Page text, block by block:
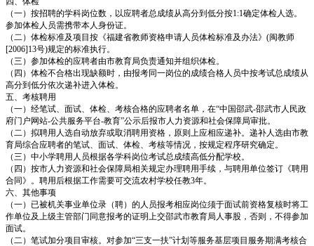
（一）按招聘的学科岗位数，以应聘者总成绩从高分到低分按1:1确定体检人选。
参加体检人员需携带本人身份证。
（二）体检标准及项目按《福建省教师资格申请人员体检标准及办法》(闽教师
[2006]13号)规定的标准执行。
（三）参加体检的应聘者由市教育局负责通知并组织体检。
（四）体检不合格出现缺额时，由报考同一岗位的成绩合格人员中按考试总成绩从
高分到低分依次递补进入体检。
五、考核聘用
（一）经笔试、面试、体检、考核合格的应聘者名单，在“中国邵武-邵武市人民政
府门户网站-公共服务平台-教育”公示后报市人力资源和社会保障局审批。
（二）拟聘用人选自动放弃或取消聘用资格，原则上应相应递补。递补人选由市教
育局综合应聘者的笔试、面试、体检、考核等情况，按规定程序研究确定。
（三）中小学聘用人员根据各学科岗位考试总成绩高低分配学校。
（四）按市人力资源和社会保障局相关规定办理聘用手续，与聘用单位签订《聘用
合同》。聘用后根据工作需要可交流农村学校任教3年。
六、其他事项
（一）已被机关事业单位录（聘）的人员报考相应岗位须于面试前资格复核时将工
作单位及上级主管部门同意报考的证明上交邵武市教育局人事股，否则，不得参加
面试。
（二）笔试加分项目审核。对参加“三支一扶”计划等服务基层项目服务期满考核合